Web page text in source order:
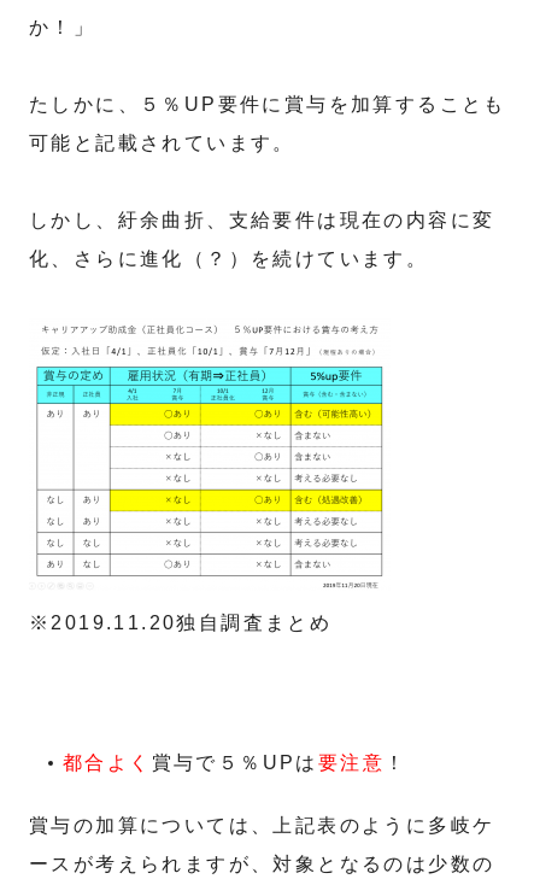
か！」
たしかに、５％UP要件に賞与を加算することも
可能と記載されています。
しかし、紆余曲折、支給要件は現在の内容に変
化、さらに進化（？）を続けています。
※2019.11.20独自調査まとめ
都合よく 賞与で５％UPは 要注意 ！
賞与の加算については、上記表のように多岐ケ
ースが考えられますが、対象となるのは少数の